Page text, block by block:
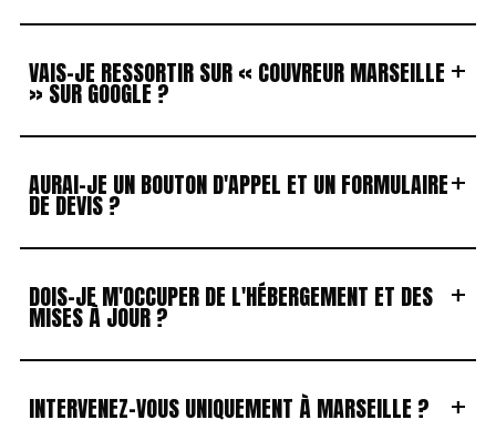
VAIS-JE RESSORTIR SUR « COUVREUR MARSEILLE
» SUR GOOGLE ?
+
AURAI-JE UN BOUTON D'APPEL ET UN FORMULAIRE
DE DEVIS ?
+
DOIS-JE M'OCCUPER DE L'HÉBERGEMENT ET DES
MISES À JOUR ?
+
INTERVENEZ-VOUS UNIQUEMENT À MARSEILLE ? +